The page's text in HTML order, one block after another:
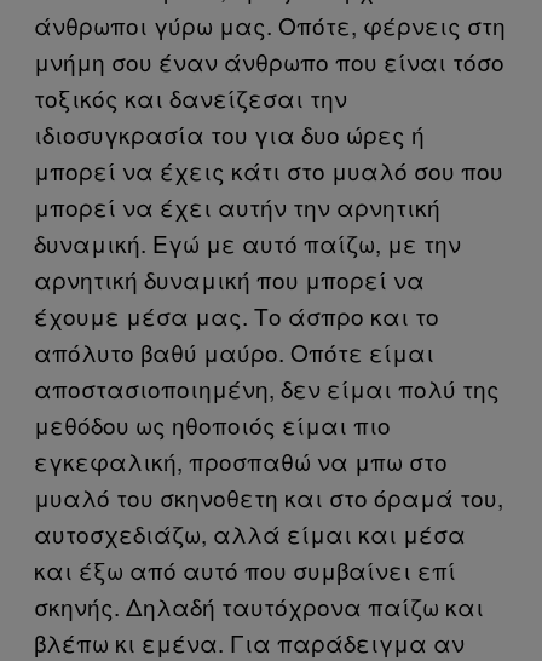
άνθρωποι γύρω μας. Οπότε, φέρνεις στη
μνήμη σου έναν άνθρωπο που είναι τόσο
τοξικός και δανείζεσαι την
ιδιοσυγκρασία του για δυο ώρες ή
μπορεί να έχεις κάτι στο μυαλό σου που
μπορεί να έχει αυτήν την αρνητική
δυναμική. Εγώ με αυτό παίζω, με την
αρνητική δυναμική που μπορεί να
έχουμε μέσα μας. Το άσπρο και το
απόλυτο βαθύ μαύρο. Οπότε είμαι
αποστασιοποιημένη, δεν είμαι πολύ της
μεθόδου ως ηθοποιός είμαι πιο
εγκεφαλική, προσπαθώ να μπω στο
μυαλό του σκηνοθετη και στο όραμά του,
αυτοσχεδιάζω, αλλά είμαι και μέσα
και έξω από αυτό που συμβαίνει επί
σκηνής. Δηλαδή ταυτόχρονα παίζω και
βλέπω κι εμένα. Για παράδειγμα αν